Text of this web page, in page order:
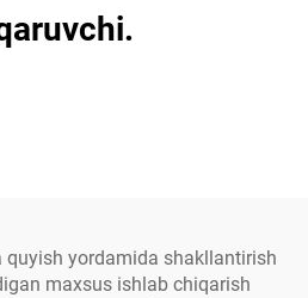
quyish yordamida shakllantirish
maxsus ishlab chiqarish